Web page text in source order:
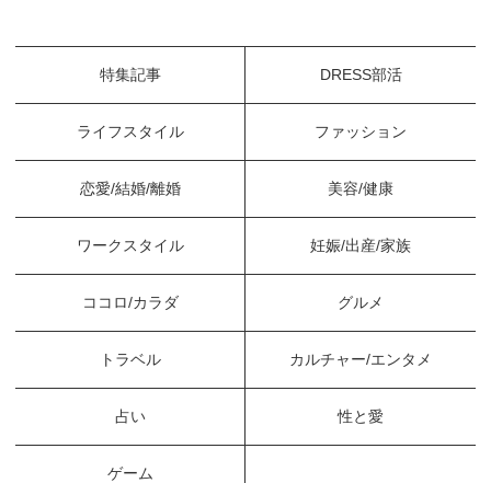
特集記事 DRESS部活
ライフスタイル ファッション
恋愛/結婚/離婚 美容/健康
ワークスタイル 妊娠/出産/家族
ココロ/カラダ グルメ
トラベル カルチャー/エンタメ
占い 性と愛
ゲーム